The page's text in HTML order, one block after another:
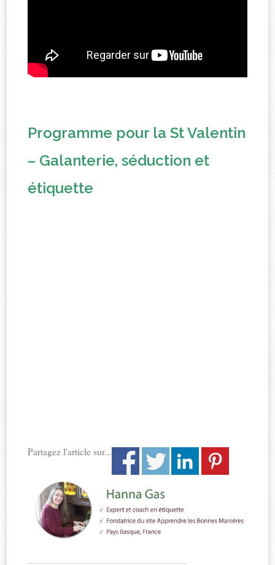
Programme pour la St Valentin
– Galanterie, séduction et
étiquette
Partagez l'article sur...